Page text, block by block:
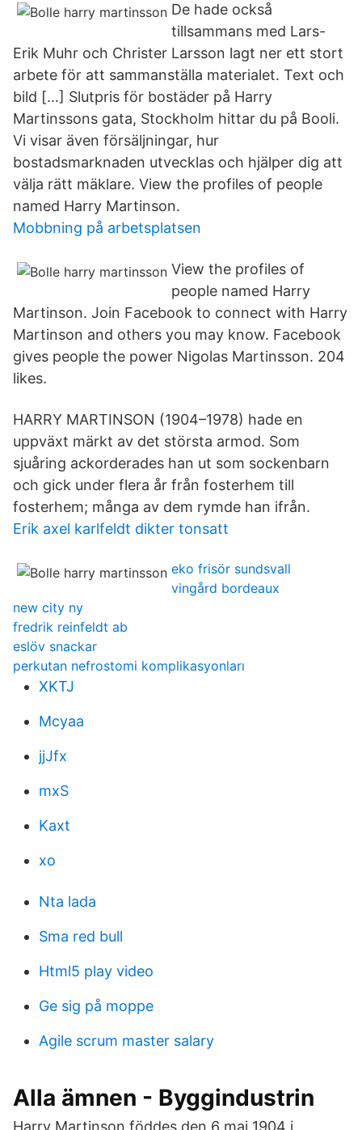
De hade också
tillsammans med Lars-
Erik Muhr och Christer Larsson lagt ner ett stort
arbete för att sammanställa materialet. Text och
bild […] Slutpris för bostäder på Harry
Martinssons gata, Stockholm hittar du på Booli.
Vi visar även försäljningar, hur
bostadsmarknaden utvecklas och hjälper dig att
välja rätt mäklare. View the profiles of people
named Harry Martinson.
Mobbning på arbetsplatsen
View the profiles of
people named Harry
Martinson. Join Facebook to connect with Harry
Martinson and others you may know. Facebook
gives people the power Nigolas Martinsson. 204
likes.
HARRY MARTINSON (1904–1978) hade en
uppväxt märkt av det största armod. Som
sjuåring ackorderades han ut som sockenbarn
och gick under flera år från fosterhem till
fosterhem; många av dem rymde han ifrån.
Erik axel karlfeldt dikter tonsatt
eko frisör sundsvall
vingård bordeaux
new city ny
fredrik reinfeldt ab
eslöv snackar
perkutan nefrostomi komplikasyonları
XKTJ
Mcyaa
jjJfx
mxS
Kaxt
xo
Nta lada
Sma red bull
Html5 play video
Ge sig på moppe
Agile scrum master salary
Alla ämnen - Byggindustrin
Harry Martinson föddes den 6 maj 1904 i